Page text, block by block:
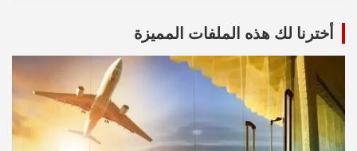
أخترنا لك هذه الملفات المميزة